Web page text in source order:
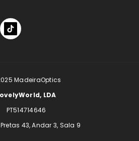
MadeiraOptics
LDA
PT514714646
43, Andar 3, Sala 9